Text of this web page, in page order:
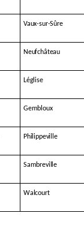
Vaux-sur-Sûre
Neufchâteau
Léglise
Gembloux
Philippeville
Sambreville
Walcourt